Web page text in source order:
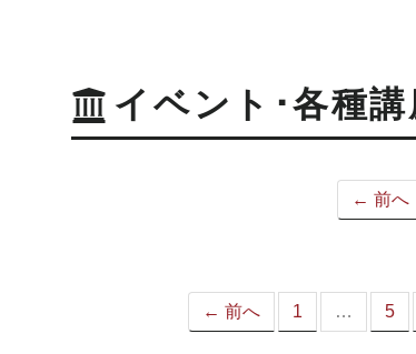
イベント･各種
← 前へ
← 前へ 1 … 5